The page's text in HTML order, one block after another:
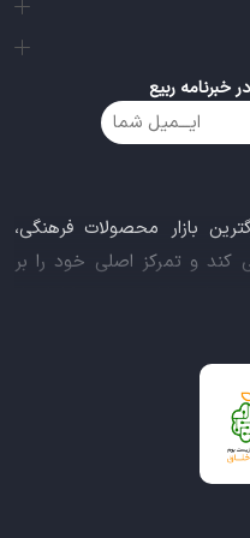
ربیع
بازار محصولات فرهنگی،
و تمرکز اصلی خود را بر
این بازار مجموعه کاملی از
مذهبی و هنری برآورده
در بستر اینترنت باعث شد تا
و مجوز سازمان صنفی